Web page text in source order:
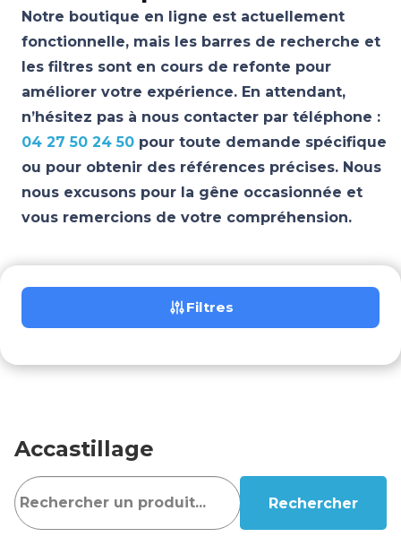
Notre boutique en ligne est actuellement
fonctionnelle, mais les barres de recherche et
les filtres sont en cours de refonte pour
améliorer votre expérience. En attendant,
n’hésitez pas à nous contacter par téléphone :
04 27 50 24 50 pour toute demande spécifique
ou pour obtenir des références précises. Nous
nous excusons pour la gêne occasionnée et
vous remercions de votre compréhension.
Filtres
Accastillage
Rechercher